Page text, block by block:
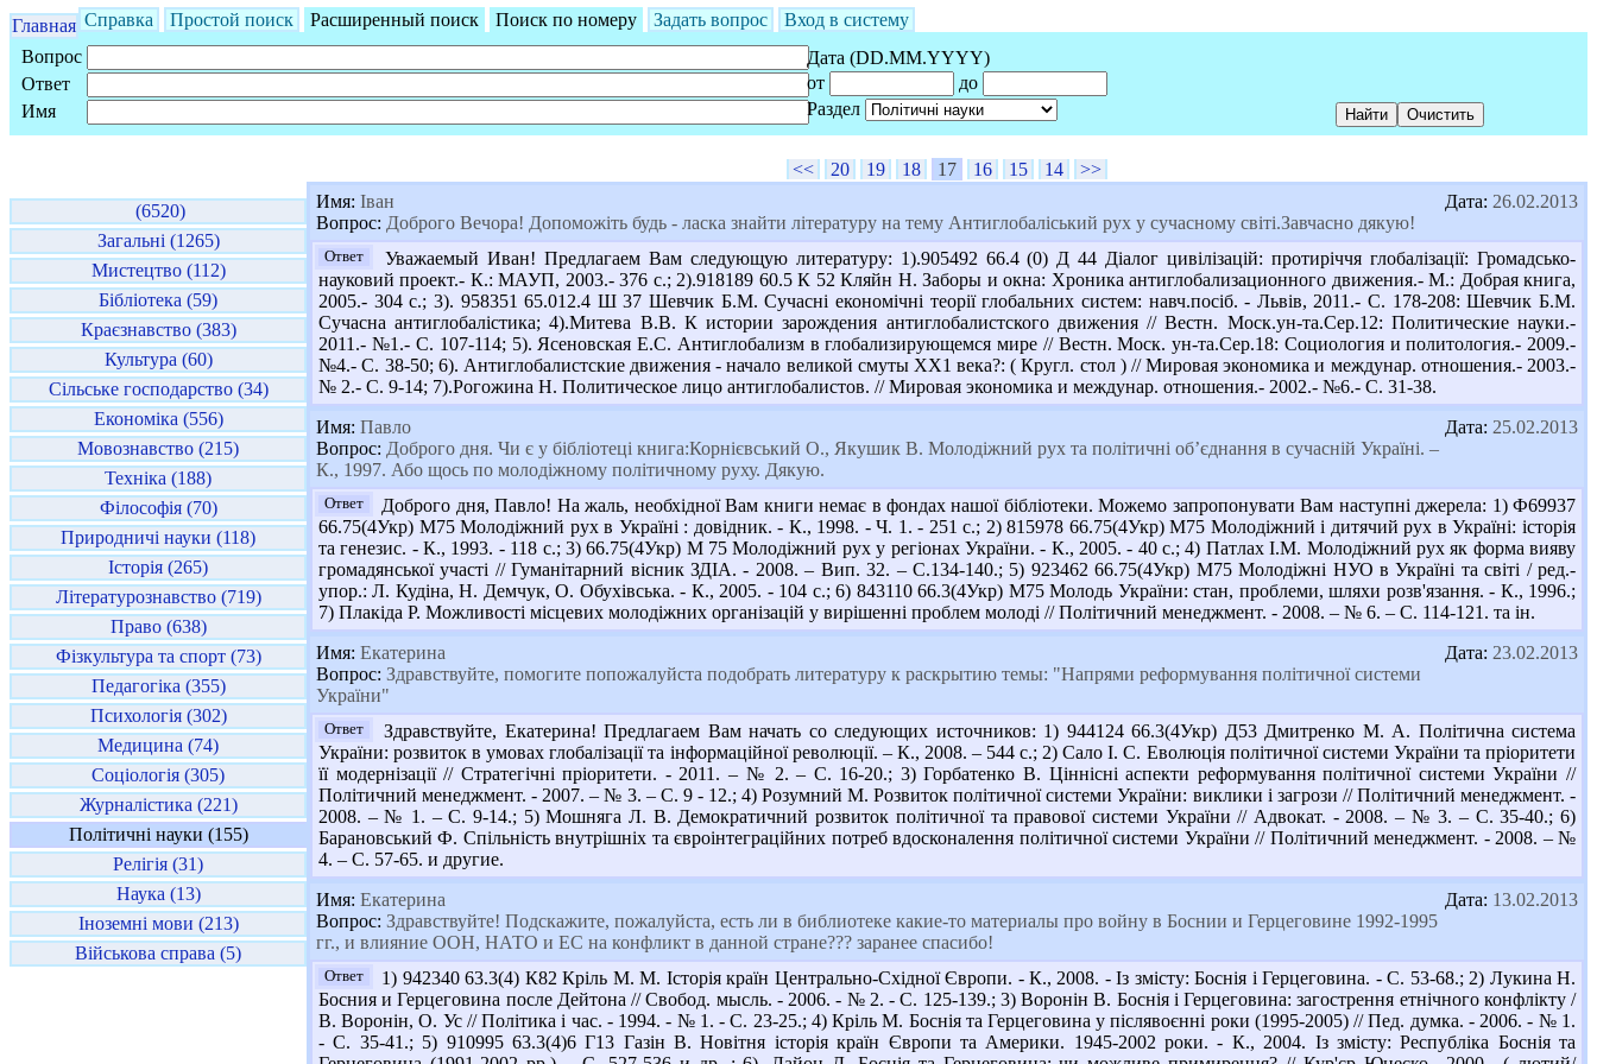
Главная Справка Простой поиск Расширенный поиск Поиск по номеру Задать вопрос
Вход в систему
Вопрос
Ответ
Имя
Дата (DD.MM.YYYY)
от
до
Раздел
(6520)
Загальні (1265)
Мистецтво (112)
Бібліотека (59)
Краєзнавство (383)
Культура (60)
Сільське господарство (34)
Економіка (556)
Мовознавство (215)
Техніка (188)
Філософія (70)
Природничі науки (118)
Історія (265)
Літературознавство (719)
Право (638)
Фізкультура та спорт (73)
Педагогіка (355)
Психологія (302)
Медицина (74)
Соціологія (305)
Журналістика (221)
Політичні науки (155)
Релігія (31)
Наука (13)
Іноземні мови (213)
Військова справа (5)
<< 20 19 18 17 16 15 14
>>
Дата: 26.02.2013
Имя: Іван
Вопрос: Доброго Вечора! Допоможіть будь - ласка знайти літературу на тему Антиглобаліський рух у сучасному світі.Завчасно дякую!
Ответ
Уважаемый Иван! Предлагаем Вам следующую литературу: 1).905492 66.4 (0) Д 44 Діалог цивілізацій: протиріччя глобалізації: Громадсько-
науковий проект.- К.: МАУП, 2003.- 376 с.; 2).918189 60.5 К 52 Кляйн Н. Заборы и окна: Хроника антиглобализационного движения.- М.: Добрая книга,
2005.- 304 с.; 3). 958351 65.012.4 Ш 37 Шевчик Б.М. Сучасні економічні теорії глобальних систем: навч.посіб. - Львів, 2011.- С. 178-208: Шевчик Б.М.
Сучасна антиглобалістика; 4).Митева В.В. К истории зарождения антиглобалистского движения // Вестн. Моск.ун-та.Сер.12: Политические науки.-
2011.- №1.- С. 107-114; 5). Ясеновская Е.С. Антиглобализм в глобализирующемся мире // Вестн. Моск. ун-та.Сер.18: Социология и политология.- 2009.-
№4.- С. 38-50; 6). Антиглобалистские движения - начало великой смуты ХХ1 века?: ( Кругл. стол ) // Мировая экономика и междунар. отношения.- 2003.-
№ 2.- С. 9-14; 7).Рогожина Н. Политическое лицо антиглобалистов. // Мировая экономика и междунар. отношения.- 2002.- №6.- С. 31-38.
Дата: 25.02.2013
Имя: Павло
Вопрос: Доброго дня. Чи є у бібліотеці книга:Корнієвський О., Якушик В. Молодіжний рух та політичні об’єднання в сучасній Україні. –
К., 1997. Або щось по молодіжному політичному руху. Дякую.
Ответ
Доброго дня, Павло! На жаль, необхідної Вам книги немає в фондах нашої бібліотеки. Можемо запропонувати Вам наступні джерела: 1) Ф69937
66.75(4Укр) М75 Молодіжний рух в Україні : довідник. - К., 1998. - Ч. 1. - 251 с.; 2) 815978 66.75(4Укр) М75 Молодіжний і дитячий рух в Україні: історія
та генезис. - К., 1993. - 118 с.; 3) 66.75(4Укр) М 75 Молодіжний рух у регіонах України. - К., 2005. - 40 с.; 4) Патлах І.М. Молодіжний рух як форма вияву
громадянської участі // Гуманітарний вісник ЗДІА. - 2008. – Вип. 32. – С.134-140.; 5) 923462 66.75(4Укр) М75 Молодіжні НУО в Україні та світі / ред.-
упор.: Л. Кудіна, Н. Демчук, О. Обухівська. - К., 2005. - 104 с.; 6) 843110 66.3(4Укр) М75 Молодь України: стан, проблеми, шляхи розв'язання. - К., 1996.;
7) Плакіда Р. Можливості місцевих молодіжних організацій у вирішенні проблем молоді // Політичний менеджмент. - 2008. – № 6. – С. 114-121. та ін.
Дата: 23.02.2013
Имя: Екатерина
Вопрос: Здравствуйте, помогите попожалуйста подобрать литературу к раскрытию темы: "Напрями реформування політичної системи
України"
Ответ
Здравствуйте, Екатерина! Предлагаем Вам начать со следующих источников: 1) 944124 66.3(4Укр) Д53 Дмитренко М. А. Політична система
України: розвиток в умовах глобалізації та інформаційної революції. – К., 2008. – 544 с.; 2) Сало І. С. Еволюція політичної системи України та пріоритети
її модернізації // Стратегічні пріоритети. - 2011. – № 2. – С. 16-20.; 3) Горбатенко В. Ціннісні аспекти реформування політичної системи України //
Політичний менеджмент. - 2007. – № 3. – С. 9 - 12.; 4) Розумний М. Розвиток політичної системи України: виклики і загрози // Політичний менеджмент. -
2008. – № 1. – С. 9-14.; 5) Мошняга Л. В. Демократичний розвиток політичної та правової системи України // Адвокат. - 2008. – № 3. – С. 35-40.; 6)
Барановський Ф. Спільність внутрішніх та євроінтеграційних потреб вдосконалення політичної системи України // Політичний менеджмент. - 2008. – №
4. – С. 57-65. и другие.
Дата: 13.02.2013
Имя: Екатерина
Вопрос: Здравствуйте! Подскажите, пожалуйста, есть ли в библиотеке какие-то материалы про войну в Боснии и Герцеговине 1992-1995
гг., и влияние ООН, НАТО и ЕС на конфликт в данной стране??? заранее спасибо!
Ответ
1) 942340 63.3(4) К82 Кріль М. М. Історія країн Центрально-Східної Європи. - К., 2008. - Із змісту: Боснія і Герцеговина. - С. 53-68.; 2) Лукина Н.
Босния и Герцеговина после Дейтона // Свобод. мысль. - 2006. - № 2. - С. 125-139.; 3) Воронін В. Боснія і Герцеговина: загострення етнічного конфлікту /
В. Воронін, О. Ус // Політика і час. - 1994. - № 1. - С. 23-25.; 4) Кріль М. Боснія та Герцеговина у післявоєнні роки (1995-2005) // Пед. думка. - 2006. - № 1.
- С. 35-41.; 5) 910995 63.3(4)6 Г13 Газін В. Новітня історія країн Європи та Америки. 1945-2002 роки. - К., 2004. Із змісту: Республіка Боснія та